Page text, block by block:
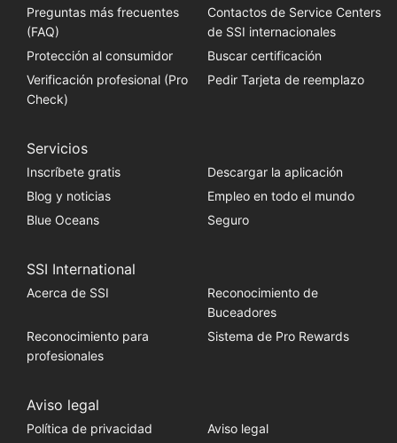
Preguntas más frecuentes
(FAQ)
Contactos de Service Centers
de SSI internacionales
Protección al consumidor
Buscar certificación
Verificación profesional (Pro
Check)
Pedir Tarjeta de reemplazo
Servicios
Inscríbete gratis
Descargar la aplicación
Blog y noticias
Empleo en todo el mundo
Blue Oceans
Seguro
SSI International
Acerca de SSI
Reconocimiento de
Buceadores
Reconocimiento para
profesionales
Sistema de Pro Rewards
Aviso legal
Política de privacidad
Aviso legal